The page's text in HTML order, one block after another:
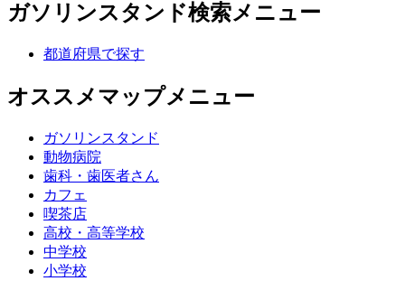
ガソリンスタンド検索メニュー
都道府県で探す
オススメマップメニュー
ガソリンスタンド
動物病院
歯科・歯医者さん
カフェ
喫茶店
高校・高等学校
中学校
小学校